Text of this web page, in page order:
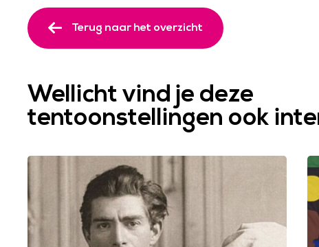
Terug naar het overzicht
Wellicht vind je deze
tentoonstellingen ook